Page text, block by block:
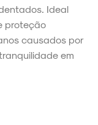
Ideal
proteção
causados por
em